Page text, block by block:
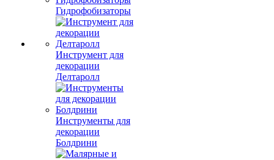
Гидрофобизаторы
Инструмент для
декорации
Делтаролл
Инструменты для
декорации
Болдрини